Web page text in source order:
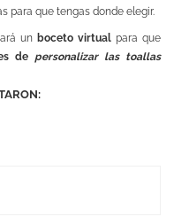
para que tengas donde elegir.
un boceto virtualpara que
depersonalizar las toallas